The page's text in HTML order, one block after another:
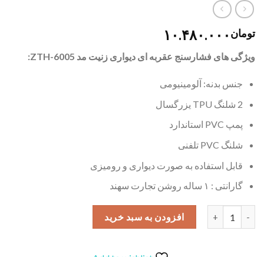
تومان ۱۰.۴۸۰.۰۰۰
ویژگی های فشارسنج عقربه ای دیواری زنیت مد ZTH-6005:
جنس بدنه:‌ آلومینیومی
2 شلنگ TPU یزرگسال
پمپ PVC استاندارد
شلنگ PVC تلفنی
قابل استفاده به صورت دیواری و رومیزی
گارانتی : ۱ ساله روشن تجارت سهند
فشارسنج عقربه ای دیواری زنیت مد مدل ZTH-6005 عدد
افزودن به سبد خرید